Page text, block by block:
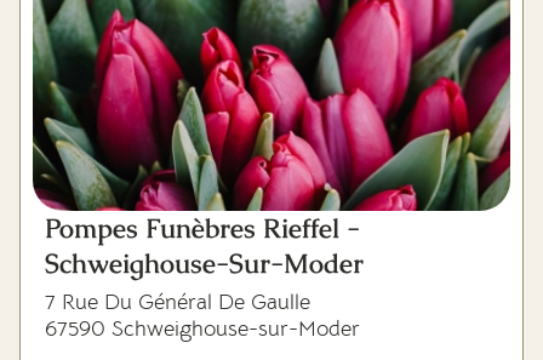
Pompes Funèbres Rieffel -
Schweighouse-Sur-Moder
7 Rue Du Général De Gaulle
67590 Schweighouse-sur-Moder